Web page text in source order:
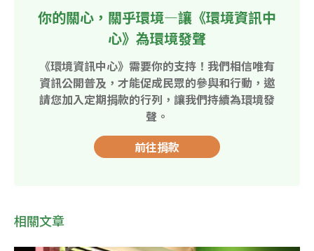
你的關心，關乎環境—讓《環境資訊中
心》為環境發聲
《環境資訊中心》需要你的支持！我們相信唯有
資訊公開普及，才能促成民眾的參與和行動，邀
請您加入定期捐款的行列，讓我們持續為環境發
聲。
前往捐款
相關文章